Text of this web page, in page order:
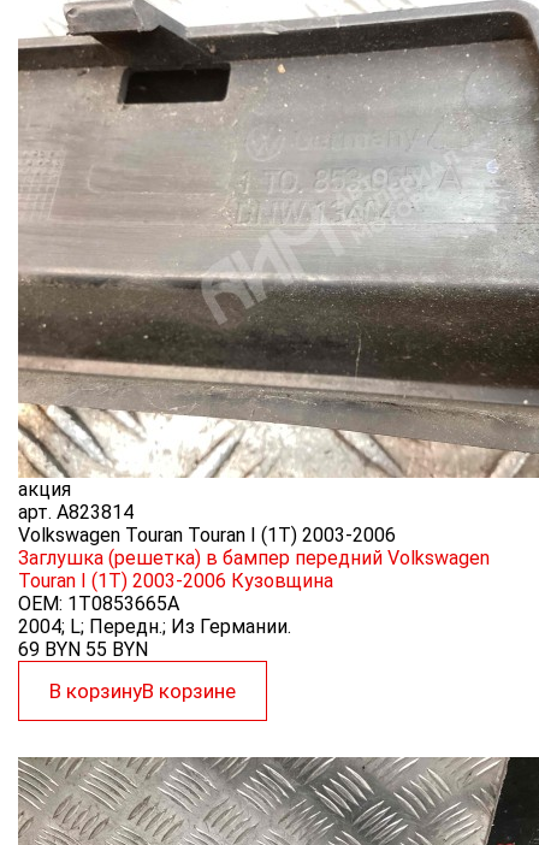
акция
арт. A823814
Volkswagen Touran Touran I (1T) 2003-2006
Заглушка (решетка) в бампер передний Volkswagen
Touran I (1T) 2003-2006 Кузовщина
OEM: 1T0853665A
2004; L; Передн.; Из Германии.
69 BYN 55 BYN
В корзинуВ корзине